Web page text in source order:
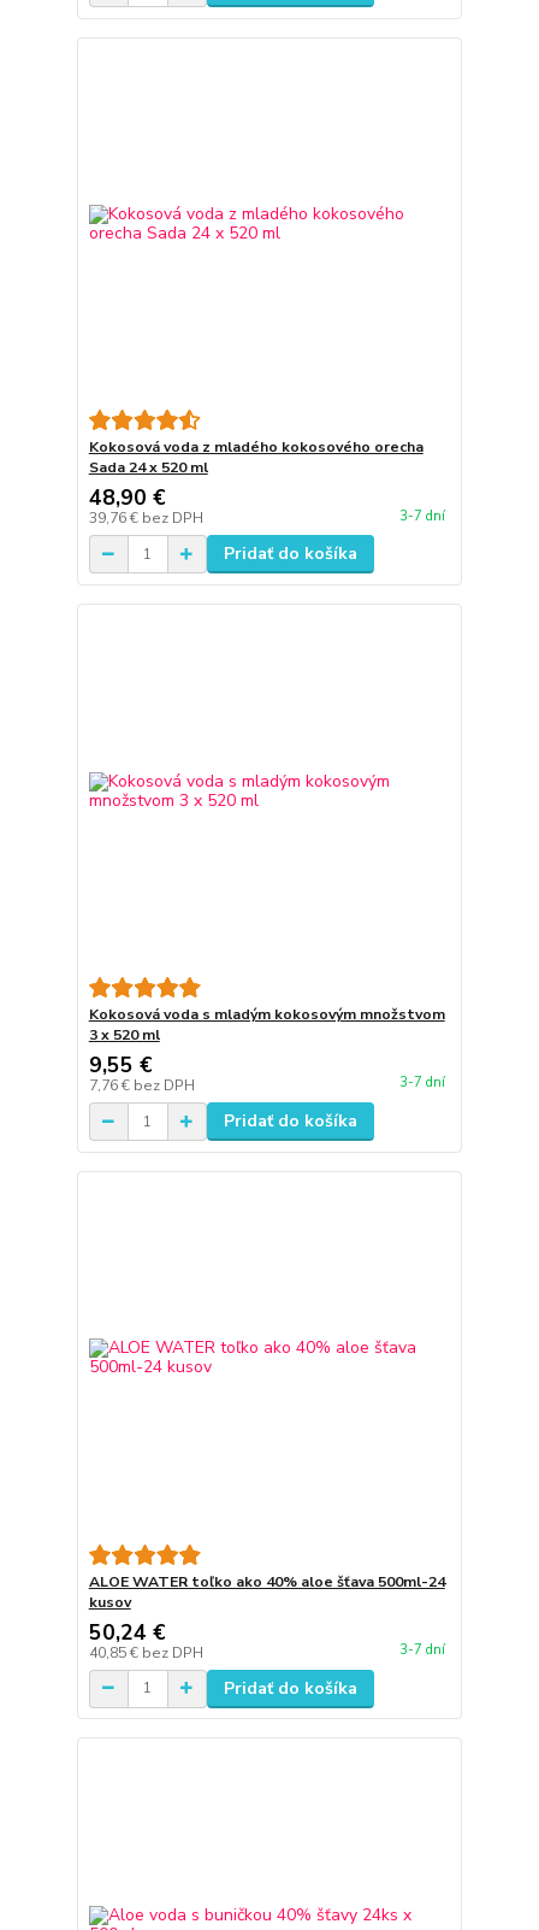
Kokosová voda z mladého kokosového orecha
Sada 24 x 520 ml
48,90 €
39,76 € bez DPH 3-7 dní
Pridať do košíka
Kokosová voda s mladým kokosovým množstvom
3 x 520 ml
9,55 €
7,76 € bez DPH 3-7 dní
Pridať do košíka
ALOE WATER toľko ako 40% aloe šťava 500ml-24
kusov
50,24 €
40,85 € bez DPH 3-7 dní
Pridať do košíka